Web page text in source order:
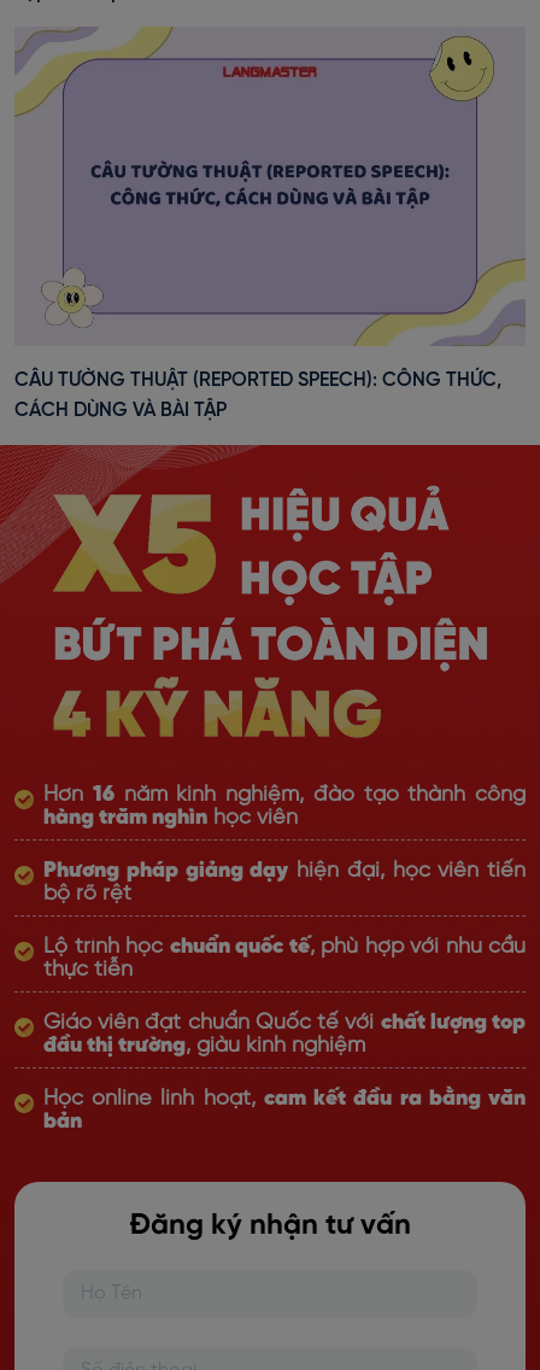
CÂU TƯỜNG THUẬT (REPORTED SPEECH): CÔNG THỨC,
CÁCH DÙNG VÀ BÀI TẬP
Hơn 16năm kinh nghiệm, đào tạo thành công
hàng trăm nghìn học viên
Phương pháp giảng dạy hiện đại, học viên tiến
bộ rõ rệt
Lộ trình học chuẩn quốc tế, phù hợp với nhu cầu
thực tiễn
Giáo viên đạt chuẩn Quốc tế với chất lượng top
đầu thị trường, giàu kinh nghiệm
Học online linh hoạt, cam kết đầu ra bằng văn
bản
Đăng ký nhận tư vấn